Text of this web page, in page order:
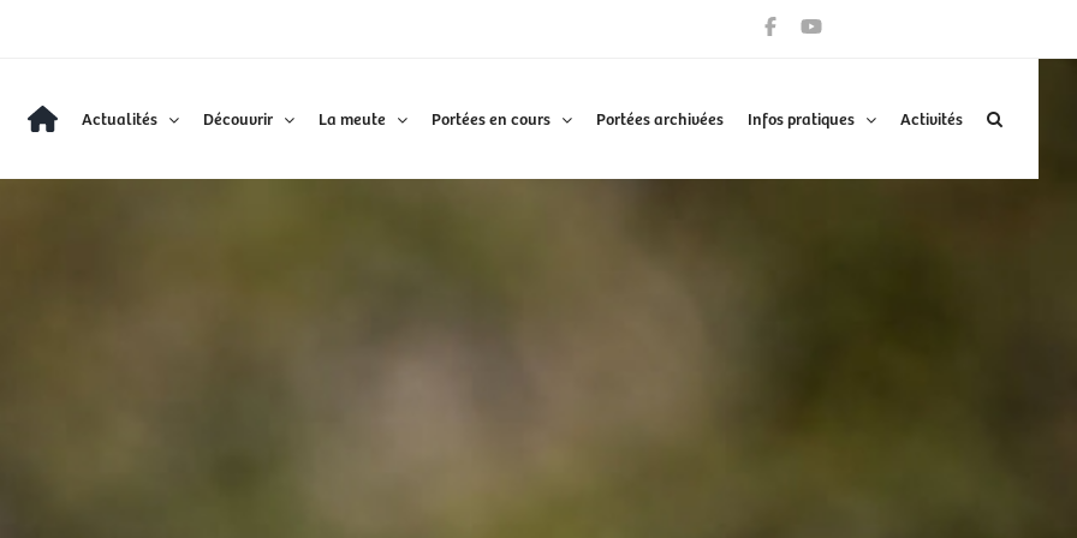
Actualités Découvrir La meute Portées en cours Portées archivées Infos pratiques Activités